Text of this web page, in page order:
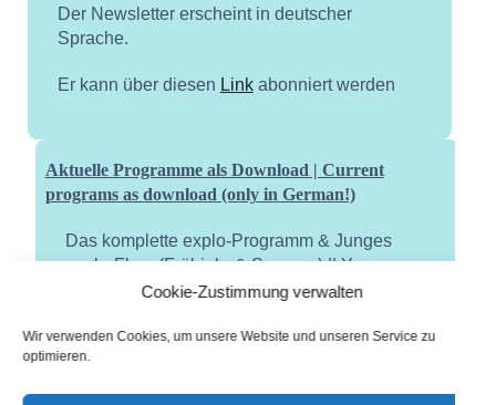
Cookie-Zustimmung verwalten
Wir verwenden Cookies, um unsere Website und unseren Service zu
optimieren.
Der Newsletter erscheint in deutscher
Sprache.
Er kann über diesen Linkabonniert werden
Aktuelle Programme als Download | Current
programs as download (only in German!)
Das komplette explo-Programm & Junges
explo-Flyer (Frühjahr & Sommer) || Young
explo flyer (spring and summer)